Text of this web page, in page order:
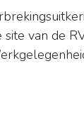
van de